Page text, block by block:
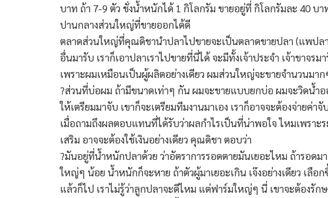
บาท ถ้า 7-9 ตัว ชั่งน้ำหนักได้ 1 กิโลกรัม ขายอยู่ที่ กิโลกรัมละ 40
ปานกลางส่วนใหญ่ที่ขายออกได้ดี
ตลาดส่วนใหญ่ที่คุณดิชานำปลาไปขายจะเป็นตลาดขายปลา (แพปล
อื่นมารับ เราก็เอาปลาเราไปขายที่นี่ได้ จะมีทั้งเจ้าประจำ เจ้าขา
เพราะผมเหมือนเป็นผู้ผลิตอย่างเดียว ผมส่วนใหญ่จะขายจำนวนมา
?ส่วนที่บ่อผม ถ้ามีขนาดเท่าๆ กัน ผมจะขายแบบยกบ่อ ผมจะวิดน้ำอ
ให้เตรียมมาจับ เขาก็จะเตรียมทีมงานมาเอง เราก็อาจจะต้องจ่ายค่
เมื่อถามถึงผลตอบแทนที่ได้รับว่าผลกำไรเป็นที่น่าพอใจ ไหมเพรา
เสริม อาจจะต้องใช้เงินอย่างเดียว คุณดิชา ตอบว่า
?มันอยู่ที่น้ำหนักปลาด้วย ว่าอัตราการรอดตายมันเยอะไหม ถ้ารอดม
ใหญ่ๆ น้อย น้ำหนักก็จะหาย ถ้าตัวผู้มาเยอะเกิน เจ๊งอย่างเดียว เลือ
แล้วก็ไป เราไม่รู้ว่าลูกปลาจะดีไหม แต่ฟาร์มใหญ่ๆ นี่ เขาจะต้องรัก